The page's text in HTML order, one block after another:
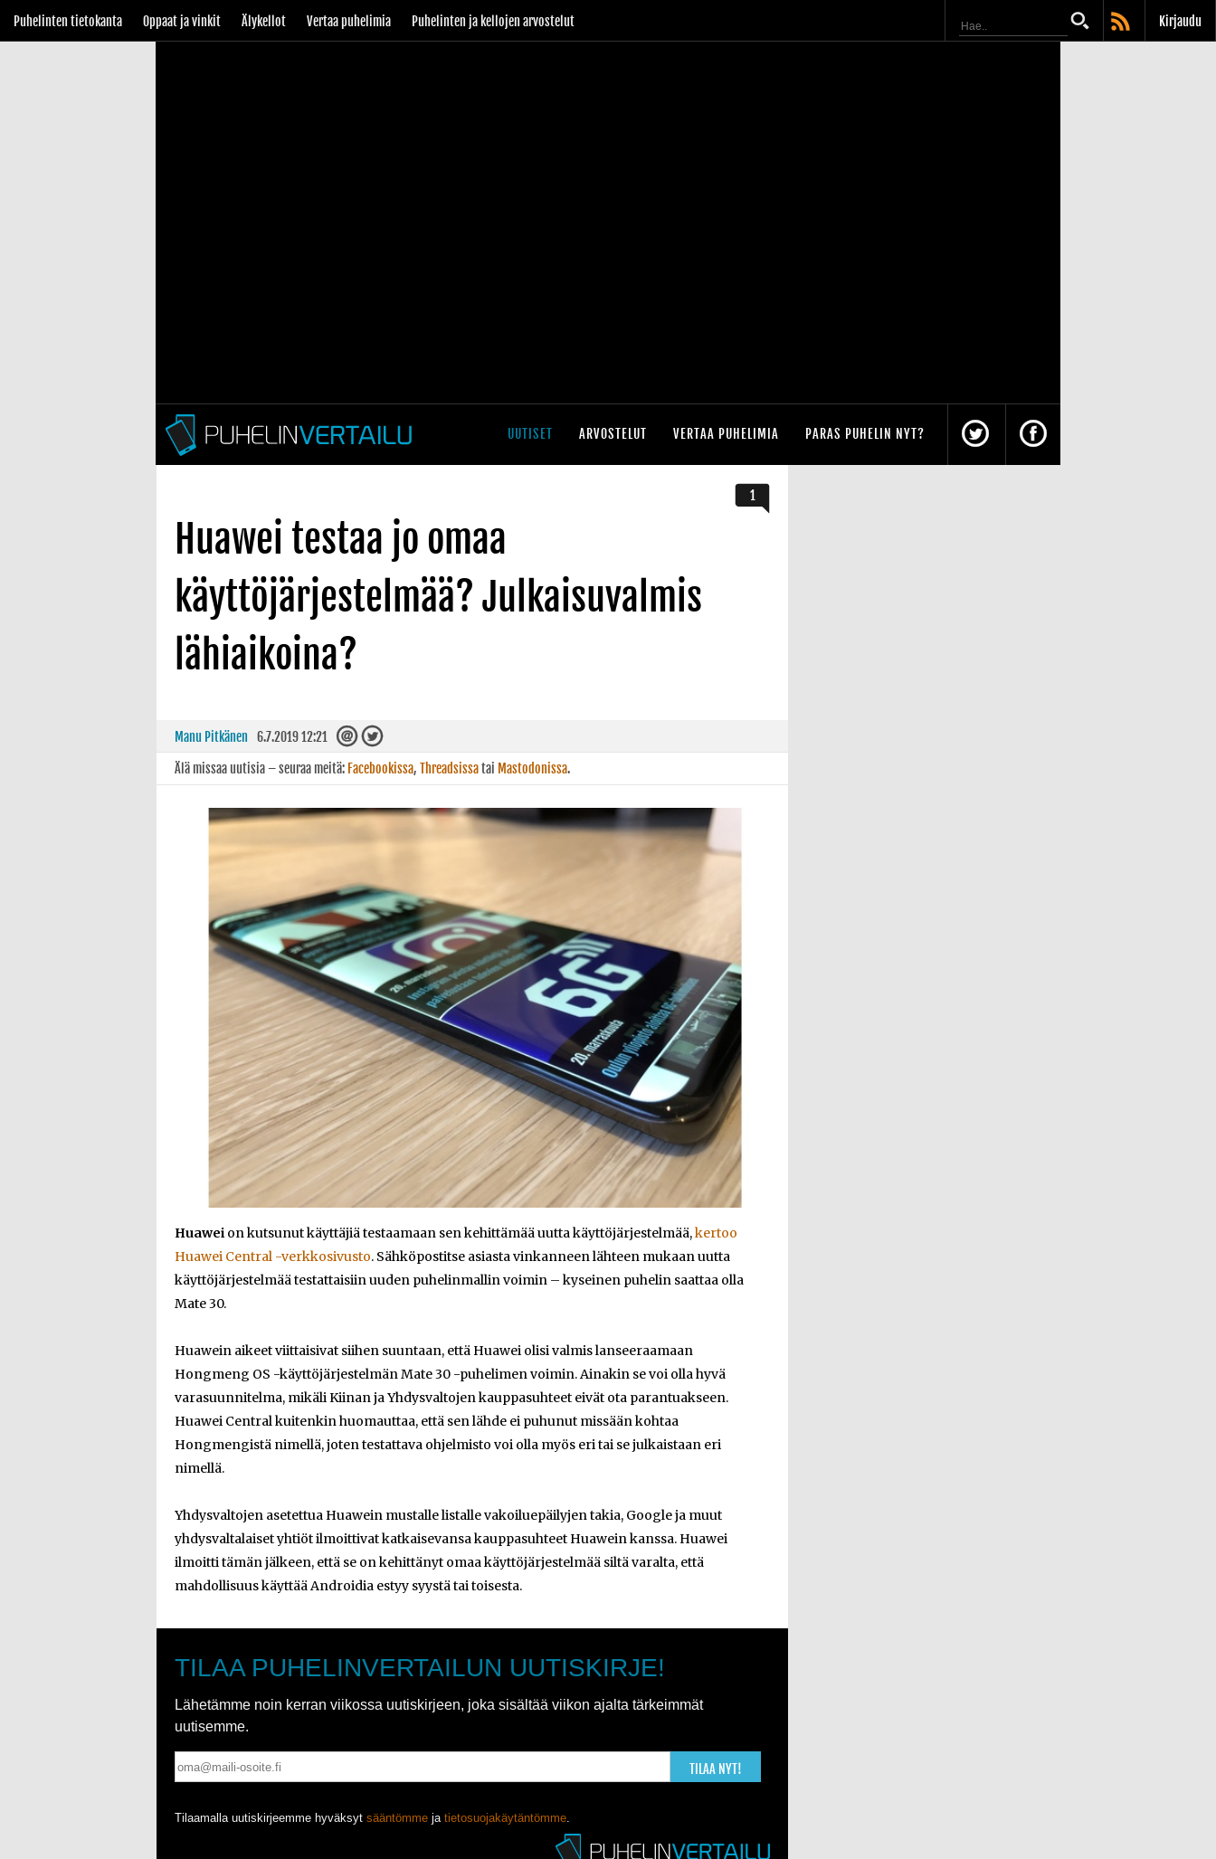
Puhelinten tietokanta Oppaat ja vinkit Älykellot Vertaa puhelimia Puhelinten ja kellojen arvostelut Kirjaudu
UUTISET ARVOSTELUT VERTAA PUHELIMIA PARAS PUHELIN NYT?
Huawei testaa jo omaa
käyttöjärjestelmää? Julkaisuvalmis
lähiaikoina?
1
Manu Pitkänen 6.7.2019 12:21
Älä missaa uutisia – seuraa meitä: Facebookissa, Threadsissatai Mastodonissa.
Huawei on kutsunut käyttäjiä testaamaan sen kehittämää uutta käyttöjärjestelmää,kertoo
Huawei Central -verkkosivusto. Sähköpostitse asiasta vinkanneen lähteen mukaan uutta
käyttöjärjestelmää testattaisiin uuden puhelinmallin voimin – kyseinen puhelin saattaa olla
Mate 30.
Huawein aikeet viittaisivat siihen suuntaan, että Huawei olisi valmis lanseeraamaan
Hongmeng OS -käyttöjärjestelmän Mate 30 -puhelimen voimin. Ainakin se voi olla hyvä
varasuunnitelma, mikäli Kiinan ja Yhdysvaltojen kauppasuhteet eivät ota parantuakseen.
Huawei Central kuitenkin huomauttaa, että sen lähde ei puhunut missään kohtaa
Hongmengistä nimellä, joten testattava ohjelmisto voi olla myös eri tai se julkaistaan eri
nimellä.
Yhdysvaltojen asetettua Huawein mustalle listalle vakoiluepäilyjen takia, Google ja muut
yhdysvaltalaiset yhtiöt ilmoittivat katkaisevansa kauppasuhteet Huawein kanssa. Huawei
ilmoitti tämän jälkeen, että se on kehittänyt omaa käyttöjärjestelmää siltä varalta, että
mahdollisuus käyttää Androidia estyy syystä tai toisesta.
TILAA PUHELINVERTAILUN UUTISKIRJE!
Lähetämme noin kerran viikossa uutiskirjeen, joka sisältää viikon ajalta tärkeimmät
uutisemme.
TILAA NYT!
Tilaamalla uutiskirjeemme hyväksyt sääntömme ja tietosuojakäytäntömme.